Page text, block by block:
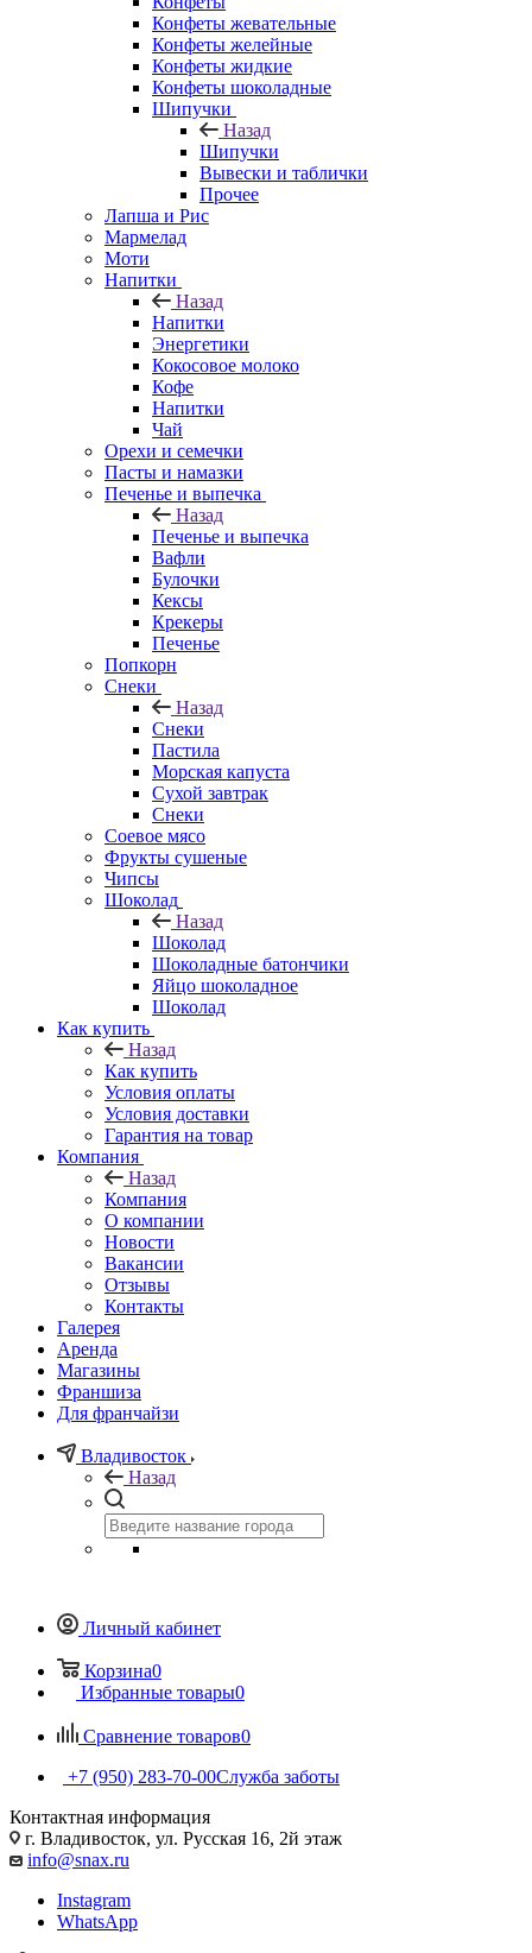
Конфеты жевательные
Конфеты желейные
Конфеты жидкие
Конфеты шоколадные
Шипучки
Назад
Шипучки
Вывески и таблички
Прочее
Лапша и Рис
Мармелад
Моти
Напитки
Назад
Напитки
Энергетики
Кокосовое молоко
Кофе
Напитки
Чай
Орехи и семечки
Пасты и намазки
Печенье и выпечка
Назад
Печенье и выпечка
Вафли
Булочки
Кексы
Крекеры
Печенье
Попкорн
Снеки
Назад
Снеки
Пастила
Морская капуста
Сухой завтрак
Снеки
Соевое мясо
Фрукты сушеные
Чипсы
Шоколад
Назад
Шоколад
Шоколадные батончики
Яйцо шоколадное
Шоколад
Как купить
Назад
Как купить
Условия оплаты
Условия доставки
Гарантия на товар
Компания
Назад
Компания
О компании
Новости
Вакансии
Отзывы
Контакты
Галерея
Аренда
Магазины
Франшиза
Для франчайзи
Владивосток
Назад
Личный кабинет
Корзина0
Избранные товары0
Сравнение товаров0
+7 (950) 283-70-00Служба заботы
Контактная информация
г. Владивосток, ул. Русская 16, 2й этаж
info@snax.ru
Instagram
WhatsApp